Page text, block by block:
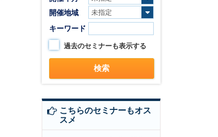
開催地域
キーワード
過去のセミナーも表示する
こちらのセミナーもオス
スメ